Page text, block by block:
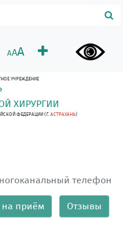
AAA
УЧРЕЖДЕНИЕ
ХИРУРГИИ
ФЕДЕРАЦИИ (Г. АСТРАХАНЬ)
телефон
на приём Отзывы